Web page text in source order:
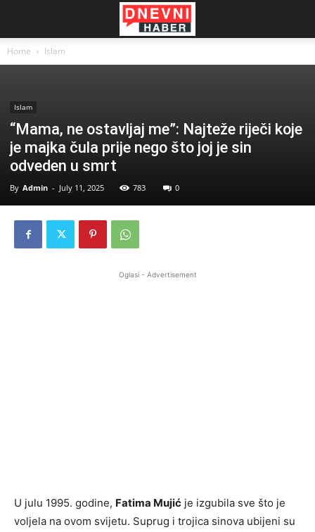
Home Islam
Islam
“Mama, ne ostavljaj me”: Najteže riječi koje
je majka čula prije nego što joj je sin
odveden u smrt
By Admin - July 11, 2025 783 0
Oglasi - Advertisement
U julu 1995. godine, Fatima Mujić je izgubila sve što je
voljela na ovom svijetu. Suprug i trojica sinova ubijeni su